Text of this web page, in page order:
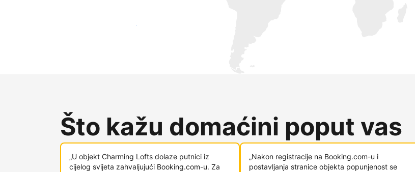
Doprite do novih gostiju već danas
Što kažu domaćini poput vas
„U objekt Charming Lofts dolaze putnici iz
cijelog svijeta zahvaljujući Booking.com-u. Za
„Nakon registracije na Booking.com-u i
postavljanja stranice objekta popunjenost se